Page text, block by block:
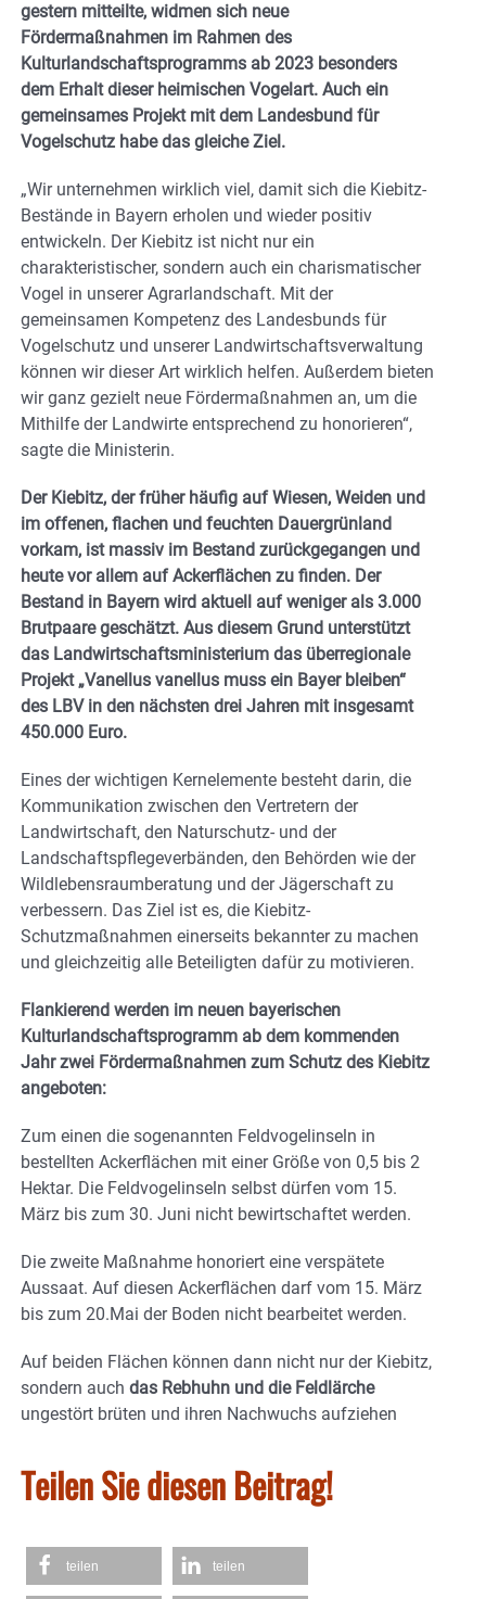
gestern mitteilte, widmen sich neue
Fördermaßnahmen im Rahmen des
Kulturlandschaftsprogramms ab 2023 besonders
dem Erhalt dieser heimischen Vogelart. Auch ein
gemeinsames Projekt mit dem Landesbund für
Vogelschutz habe das gleiche Ziel.
„Wir unternehmen wirklich viel, damit sich die Kiebitz-
Bestände in Bayern erholen und wieder positiv
entwickeln. Der Kiebitz ist nicht nur ein
charakteristischer, sondern auch ein charismatischer
Vogel in unserer Agrarlandschaft. Mit der
gemeinsamen Kompetenz des Landesbunds für
Vogelschutz und unserer Landwirtschaftsverwaltung
können wir dieser Art wirklich helfen. Außerdem bieten
wir ganz gezielt neue Fördermaßnahmen an, um die
Mithilfe der Landwirte entsprechend zu honorieren“,
sagte die Ministerin.
Der Kiebitz, der früher häufig auf Wiesen, Weiden und
im offenen, flachen und feuchten Dauergrünland
vorkam, ist massiv im Bestand zurückgegangen und
heute vor allem auf Ackerflächen zu finden. Der
Bestand in Bayern wird aktuell auf weniger als 3.000
Brutpaare geschätzt. Aus diesem Grund unterstützt
das Landwirtschaftsministerium das überregionale
Projekt „Vanellus vanellus muss ein Bayer bleiben“
des LBV in den nächsten drei Jahren mit insgesamt
450.000 Euro.
Eines der wichtigen Kernelemente besteht darin, die
Kommunikation zwischen den Vertretern der
Landwirtschaft, den Naturschutz- und der
Landschaftspflegeverbänden, den Behörden wie der
Wildlebensraumberatung und der Jägerschaft zu
verbessern. Das Ziel ist es, die Kiebitz-
Schutzmaßnahmen einerseits bekannter zu machen
und gleichzeitig alle Beteiligten dafür zu motivieren.
Flankierend werden im neuen bayerischen
Kulturlandschaftsprogramm ab dem kommenden
Jahr zwei Fördermaßnahmen zum Schutz des Kiebitz
angeboten:
Zum einen die sogenannten Feldvogelinseln in
bestellten Ackerflächen mit einer Größe von 0,5 bis 2
Hektar. Die Feldvogelinseln selbst dürfen vom 15.
März bis zum 30. Juni nicht bewirtschaftet werden.
Die zweite Maßnahme honoriert eine verspätete
Aussaat. Auf diesen Ackerflächen darf vom 15. März
bis zum 20.Mai der Boden nicht bearbeitet werden.
Auf beiden Flächen können dann nicht nur der Kiebitz,
sondern auch das Rebhuhn und die Feldlärche
ungestört brüten und ihren Nachwuchs aufziehen
Teilen Sie diesen Beitrag!
teilen teilen